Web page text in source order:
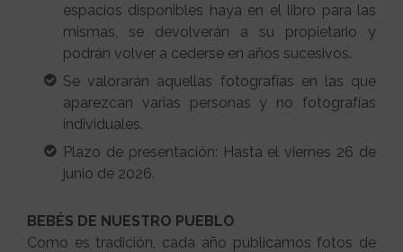
espacios disponibles haya en el libro para las
mismas, se devolverán a su propietario y
podrán volver a cederse en años sucesivos.
Se valorarán aquellas fotografías en las que
aparezcan varias personas y no fotografías
individuales.
Plazo de presentación: Hasta el viernes 26 de
junio de 2026.
BEBÉS DE NUESTRO PUEBLO
Como es tradición, cada año publicamos fotos de